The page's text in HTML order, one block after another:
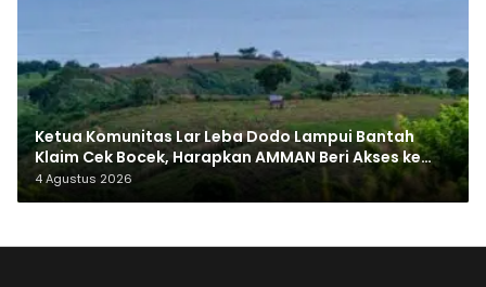
Ketua Komunitas Lar Leba Dodo Lampui Bantah
Klaim Cek Bocek, Harapkan AMMAN Beri Akses ke
Makam Leluhur
4 Agustus 2026